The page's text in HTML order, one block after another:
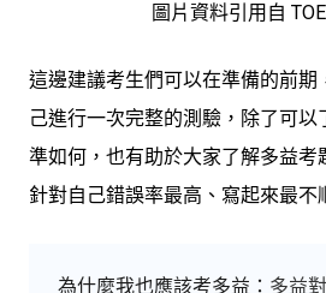
圖片資料引用自
這邊建議考生們可以在準備的前期
己進行一次完整的測驗，除了可
準如何，也有助於大家了解多益考
針對自己錯誤率最高、寫起來最不
為什麼我也應該考多益 ： 多益